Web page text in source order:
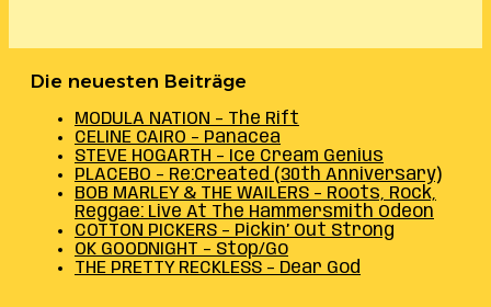
Die neuesten Beiträge
MODULA NATION – The Rift
CELINE CAIRO – Panacea
STEVE HOGARTH – Ice Cream Genius
PLACEBO – Re:Created (30th Anniversary)
BOB MARLEY & THE WAILERS – Roots, Rock,
Reggae: Live At The Hammersmith Odeon
COTTON PICKERS – Pickin’ Out Strong
OK GOODNIGHT – Stop/Go
THE PRETTY RECKLESS – Dear God